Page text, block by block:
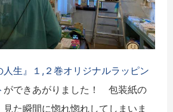
人生』１,２巻オリジナルラッピン
ができあがりました！ 包装紙の
見た瞬間に惚れ惚れしてしまいま